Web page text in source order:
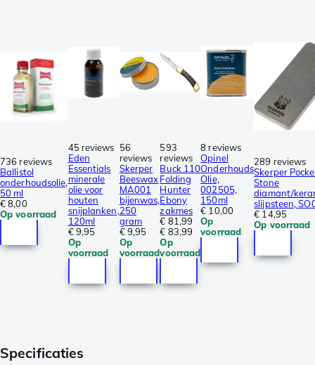
736 reviews
Ballistol
onderhoudsolie,
50 ml
€ 8,00
Op voorraad
45 reviews
Eden
Essentials
minerale
olie voor
houten
snijplanken,
120ml
€ 9,95
Op
voorraad
56
reviews
Skerper
Beeswax
MA001
bijenwas,
250
gram
€ 9,95
Op
voorraad
593
reviews
Buck 110
Folding
Hunter
Ebony
zakmes
€ 81,99
€ 83,99
Op
voorraad
8 reviews
Opinel
Onderhouds
Olie,
002505,
150ml
€ 10,00
Op
voorraad
289 reviews
Skerper
Stone
diamant/
slijpsteen,
€ 14,95
Op voorraad
Specificaties